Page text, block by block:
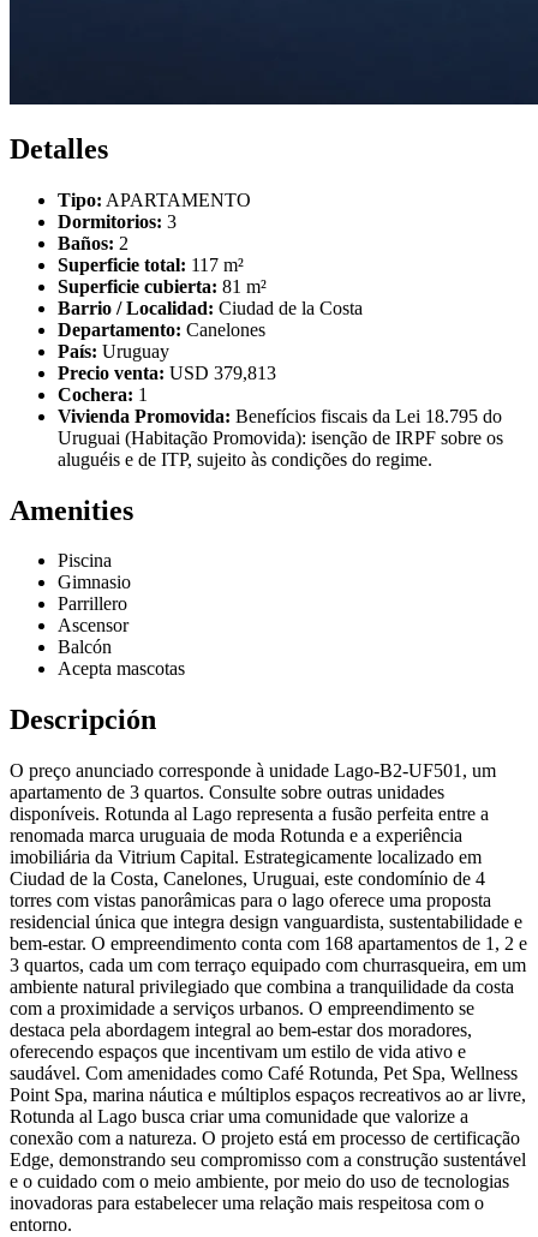
Detalles
Tipo: APARTAMENTO
Dormitorios: 3
Baños: 2
Superficie total: 117 m²
Superficie cubierta: 81 m²
Barrio / Localidad: Ciudad de la Costa
Departamento: Canelones
País: Uruguay
Precio venta: USD 379,813
Cochera: 1
Vivienda Promovida: Benefícios fiscais da Lei 18.795 do
Uruguai (Habitação Promovida): isenção de IRPF sobre os
aluguéis e de ITP, sujeito às condições do regime.
Amenities
Piscina
Gimnasio
Parrillero
Ascensor
Balcón
Acepta mascotas
Descripción
O preço anunciado corresponde à unidade Lago-B2-UF501, um
apartamento de 3 quartos. Consulte sobre outras unidades
disponíveis. Rotunda al Lago representa a fusão perfeita entre a
renomada marca uruguaia de moda Rotunda e a experiência
imobiliária da Vitrium Capital. Estrategicamente localizado em
Ciudad de la Costa, Canelones, Uruguai, este condomínio de 4
torres com vistas panorâmicas para o lago oferece uma proposta
residencial única que integra design vanguardista, sustentabilidade e
bem-estar. O empreendimento conta com 168 apartamentos de 1, 2 e
3 quartos, cada um com terraço equipado com churrasqueira, em um
ambiente natural privilegiado que combina a tranquilidade da costa
com a proximidade a serviços urbanos. O empreendimento se
destaca pela abordagem integral ao bem-estar dos moradores,
oferecendo espaços que incentivam um estilo de vida ativo e
saudável. Com amenidades como Café Rotunda, Pet Spa, Wellness
Point Spa, marina náutica e múltiplos espaços recreativos ao ar livre,
Rotunda al Lago busca criar uma comunidade que valorize a
conexão com a natureza. O projeto está em processo de certificação
Edge, demonstrando seu compromisso com a construção sustentável
e o cuidado com o meio ambiente, por meio do uso de tecnologias
inovadoras para estabelecer uma relação mais respeitosa com o
entorno.